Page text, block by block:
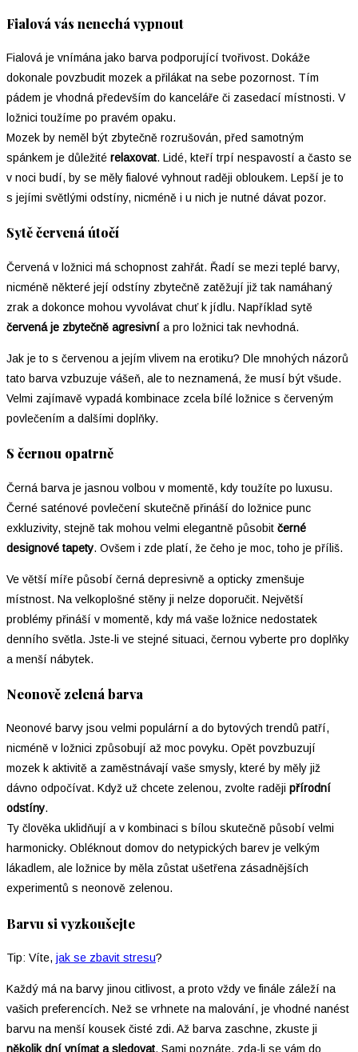
Fialová vás nenechá vypnout
Fialová je vnímána jako barva podporující tvořivost. Dokáže
dokonale povzbudit mozek a přilákat na sebe pozornost. Tím
pádem je vhodná především do kanceláře či zasedací místnosti. V
ložnici toužíme po pravém opaku.
Mozek by neměl být zbytečně rozrušován, před samotným
spánkem je důležité relaxovat. Lidé, kteří trpí nespavostí a často se
v noci budí, by se měly fialové vyhnout raději obloukem. Lepší je to
s jejími světlými odstíny, nicméně i u nich je nutné dávat pozor.
Sytě červená útočí
Červená v ložnici má schopnost zahřát. Řadí se mezi teplé barvy,
nicméně některé její odstíny zbytečně zatěžují již tak namáhaný
zrak a dokonce mohou vyvolávat chuť k jídlu. Například sytě
červená je zbytečně agresivní a pro ložnici tak nevhodná.
Jak je to s červenou a jejím vlivem na erotiku? Dle mnohých názorů
tato barva vzbuzuje vášeň, ale to neznamená, že musí být všude.
Velmi zajímavě vypadá kombinace zcela bílé ložnice s červeným
povlečením a dalšími doplňky.
S černou opatrně
Černá barva je jasnou volbou v momentě, kdy toužíte po luxusu.
Černé saténové povlečení skutečně přináší do ložnice punc
exkluzivity, stejně tak mohou velmi elegantně působit černé
designové tapety. Ovšem i zde platí, že čeho je moc, toho je příliš.
Ve větší míře působí černá depresivně a opticky zmenšuje
místnost. Na velkoplošné stěny ji nelze doporučit. Největší
problémy přináší v momentě, kdy má vaše ložnice nedostatek
denního světla. Jste-li ve stejné situaci, černou vyberte pro doplňky
a menší nábytek.
Neonově zelená barva
Neonové barvy jsou velmi populární a do bytových trendů patří,
nicméně v ložnici způsobují až moc povyku. Opět povzbuzují
mozek k aktivitě a zaměstnávají vaše smysly, které by měly již
dávno odpočívat. Když už chcete zelenou, zvolte raději přírodní
odstíny.
Ty člověka uklidňují a v kombinaci s bílou skutečně působí velmi
harmonicky. Obléknout domov do netypických barev je velkým
lákadlem, ale ložnice by měla zůstat ušetřena zásadnějších
experimentů s neonově zelenou.
Barvu si vyzkoušejte
Tip: Víte, jak se zbavit stresu?
Každý má na barvy jinou citlivost, a proto vždy ve finále záleží na
vašich preferencích. Než se vrhnete na malování, je vhodné nanést
barvu na menší kousek čisté zdi. Až barva zaschne, zkuste ji
několik dní vnímat a sledovat. Sami poznáte, zda-li se vám do